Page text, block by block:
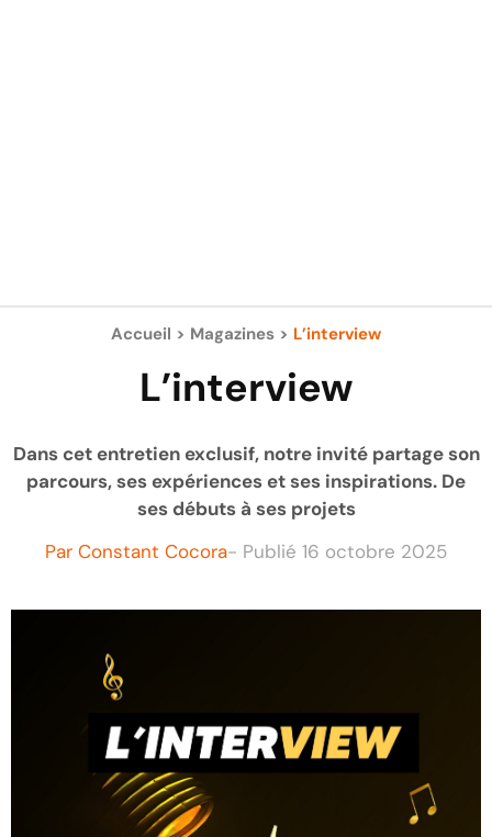
Accueil > Magazines > L’interview
L’interview
Dans cet entretien exclusif, notre invité partage son
parcours, ses expériences et ses inspirations. De
ses débuts à ses projets
Par Constant Cocora- Publié 16 octobre 2025